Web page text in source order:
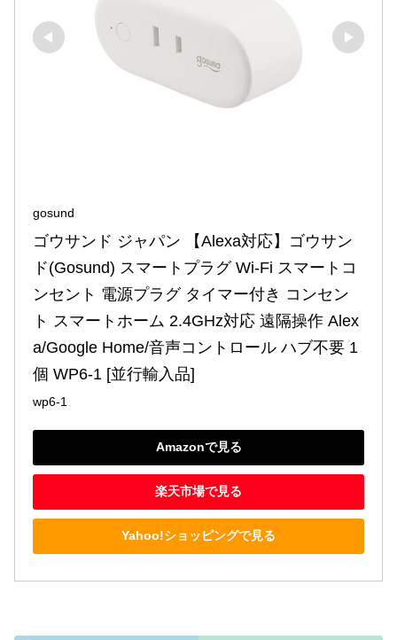
gosund
ゴウサンド ジャパン 【Alexa対応】ゴウサン
ド(Gosund) スマートプラグ Wi-Fi スマートコ
ンセント 電源プラグ タイマー付き コンセン
ト スマートホーム 2.4GHz対応 遠隔操作 Alex
a/Google Home/音声コントロール ハブ不要 1
個 ‎WP6-1 [並行輸入品]
wp6-1
Amazonで見る
楽天市場で見る
Yahoo!ショッピングで見る